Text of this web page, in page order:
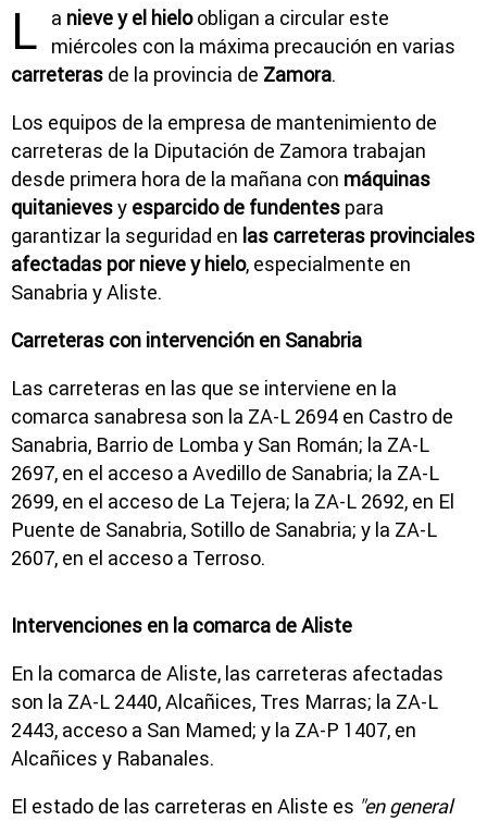
L a nieve y el hieloobligan a circular este
miércoles con la máxima precaución en varias
carreteras de la provincia de Zamora.
Los equipos de la empresa de mantenimiento de
carreteras de la Diputación de Zamora trabajan
desde primera hora de la mañana con máquinas
quitanievesy esparcido de fundentes para
garantizar la seguridad en las carreteras provinciales
afectadas por nieve y hielo, especialmente en
Sanabria y Aliste.
Carreteras con intervención en Sanabria
Las carreteras en las que se interviene en la
comarca sanabresa son la ZA-L 2694 en Castro de
Sanabria, Barrio de Lomba y San Román; la ZA-L
2697, en el acceso a Avedillo de Sanabria; la ZA-L
2699, en el acceso de La Tejera; la ZA-L 2692, en El
Puente de Sanabria, Sotillo de Sanabria; y la ZA-L
2607, en el acceso a Terroso.
Intervenciones en la comarca de Aliste
En la comarca de Aliste, las carreteras afectadas
son la ZA-L 2440, Alcañices, Tres Marras; la ZA-L
2443, acceso a San Mamed; y la ZA-P 1407, en
Alcañices y Rabanales.
El estado de las carreteras en Aliste es "en general